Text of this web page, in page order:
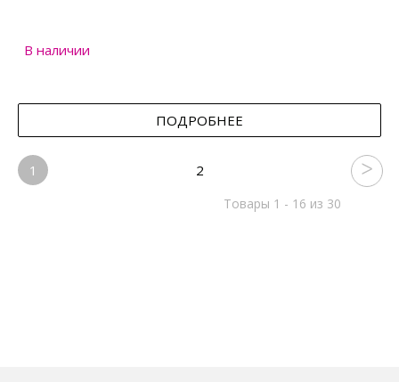
В наличии
ПОДРОБНЕЕ
1 2
Товары 1 - 16 из 30